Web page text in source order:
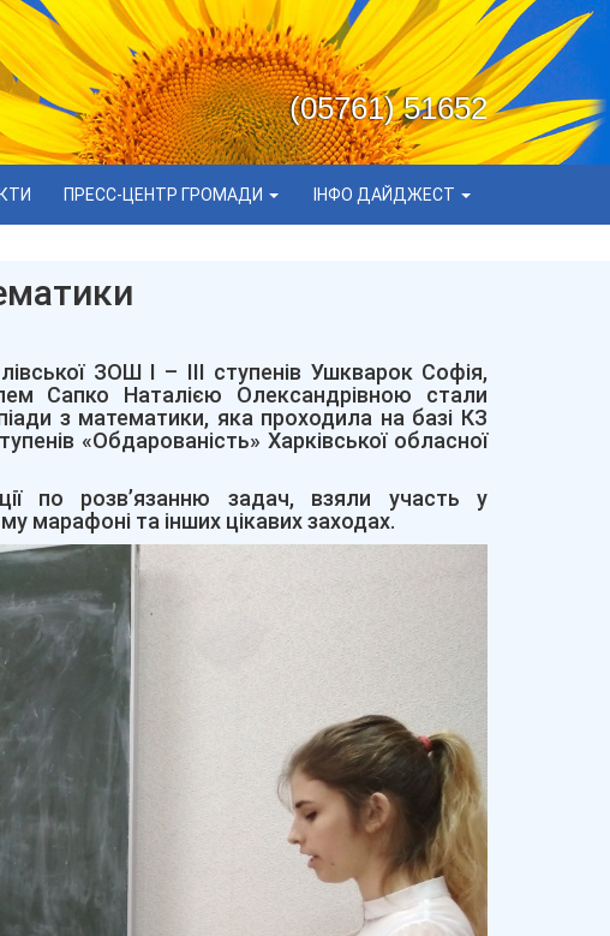
(05761) 51652
ПРЕСС-ЦЕНТР ГРОМАДИ ІНФО ДАЙДЖЕСТ
ЗОШ І – ІІІ ступенів Ушкварок Софія,
Сапко Наталією Олександрівною стали
з математики, яка проходила на базі КЗ
«Обдарованість» Харківської обласної
по розв’язанню задач, взяли участь у
марафоні та інших цікавих заходах.